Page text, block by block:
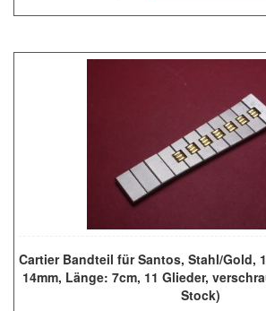
Cartier Bandteil für Santos, Stahl/Gold,
14mm, Länge: 7cm, 11 Glieder,
Stock)